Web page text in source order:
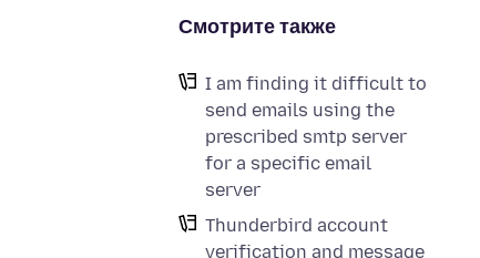
Смотрите также
I am finding it difficult to
send emails using the
prescribed smtp server
for a specific email
server
Thunderbird account
verification and message